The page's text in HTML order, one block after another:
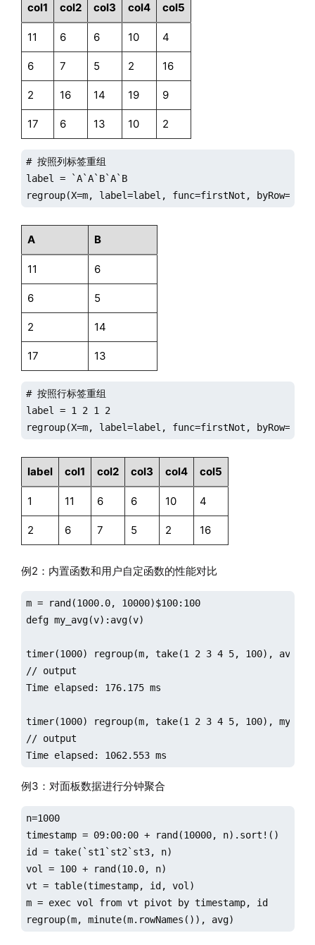
col1 col2 col3 col4 col5
11 6 6 10 4
6 7 5 2 16
2 16 14 19 9
17 6 13 10 2
# 按照列标签重组
label = `A`A`B`A`B
regroup(X=m, label=label, func=firstNot,
A B
11 6
6 5
2 14
17 13
# 按照行标签重组
label = 1 2 1 2
regroup(X=m, label=label, func=firstNot,
label col1 col2 col3 col4 col5
1 11 6 6 10 4
2 6 7 5 2 16
例2：内置函数和用户自定函数的性能对比
m = rand(1000.0, 10000)$100:100
defg my_avg(v):avg(v)
timer(1000) regroup(m, take(1 2 3 4 5, 100), avg)
// output
Time elapsed: 176.175 ms
timer(1000) regroup(m, take(1 2 3 4 5, 100),
// output
Time elapsed: 1062.553 ms
例3：对面板数据进行分钟聚合
n=1000
timestamp = 09:00:00 + rand(10000, n).sort!()
id = take(`st1`st2`st3, n)
vol = 100 + rand(10.0, n)
vt = table(timestamp, id, vol)
m = exec vol from vt pivot by timestamp, id
regroup(m, minute(m.rowNames()), avg)